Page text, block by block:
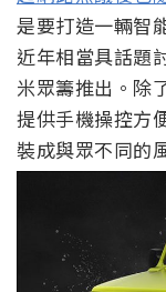
是要打造一輛智
近年相當具話題
米眾籌推出。除
提供手機操控方
裝成與眾不同的